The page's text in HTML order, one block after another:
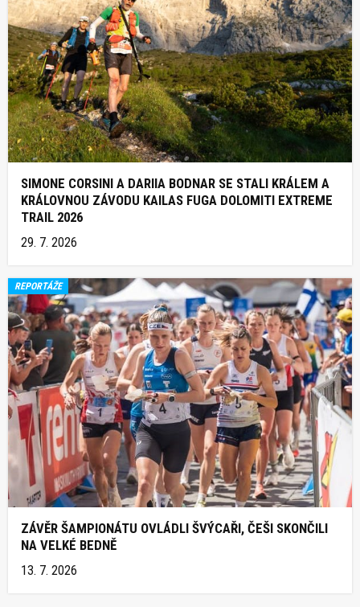
SIMONE CORSINI A DARIIA BODNAR SE STALI KRÁLEM A
KRÁLOVNOU ZÁVODU KAILAS FUGA DOLOMITI EXTREME
TRAIL 2026
29. 7. 2026
REPORTÁŽE
ZÁVĚR ŠAMPIONÁTU OVLÁDLI ŠVÝCAŘI, ČEŠI SKONČILI
NA VELKÉ BEDNĚ
13. 7. 2026